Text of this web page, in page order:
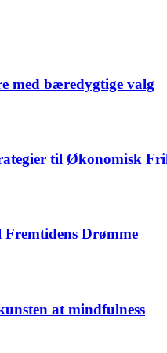
med bæredygtige valg
til Økonomisk
Drømme
at mindfulness